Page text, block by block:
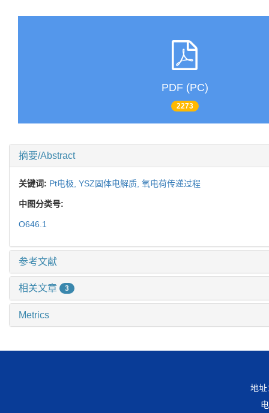
PDF (PC)
2273
摘要/Abstract
关键词: Pt电极, YSZ固体电解质, 氧电荷传递过程
中图分类号:
O646.1
参考文献
相关文章 3
Metrics
地